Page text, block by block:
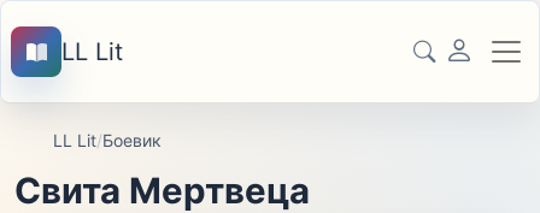
LL Lit
LL Lit/Боевик
Свита Мертвеца